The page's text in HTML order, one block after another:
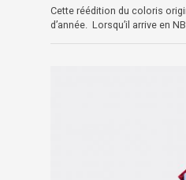
Cette réédition du coloris
d’année. Lorsqu’il arrive en